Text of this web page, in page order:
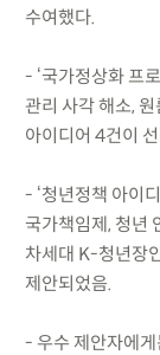
수여했다.
- ‘국가정상화 프
관리 사각 해소,
아이디어 4건이
- ‘청년정책 아이
국가책임제, 청년
차세대 K-청년장
제안되었음.
- 우수 제안자에